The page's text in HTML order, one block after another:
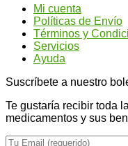
Mi cuenta
Políticas de Envío
Términos y
Servicios
Ayuda
Suscríbete a nuestro
Te gustaría recibir toda
medicamentos y sus